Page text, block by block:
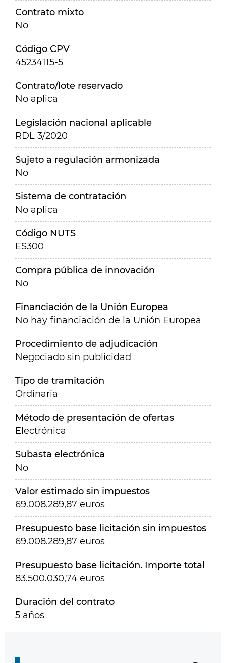
Contrato mixto
No
Código CPV
45234115-5
Contrato/lote reservado
No aplica
Legislación nacional aplicable
RDL 3/2020
Sujeto a regulación armonizada
No
Sistema de contratación
No aplica
Código NUTS
ES300
Compra pública de innovación
No
Financiación de la Unión Europea
No hay financiación de la Unión Europea
Procedimiento de adjudicación
Negociado sin publicidad
Tipo de tramitación
Ordinaria
Método de presentación de ofertas
Electrónica
Subasta electrónica
No
Valor estimado sin impuestos
69.008.289,87 euros
Presupuesto base licitación sin impuestos
69.008.289,87 euros
Presupuesto base licitación. Importe total
83.500.030,74 euros
Duración del contrato
5 años